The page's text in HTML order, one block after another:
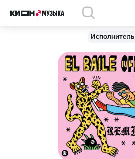
Исполнитель